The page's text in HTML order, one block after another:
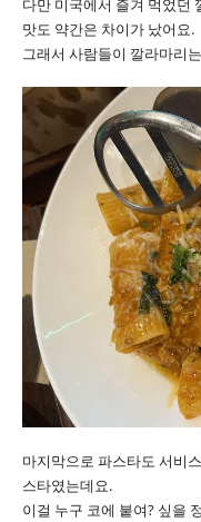
다만 미국에서 즐겨 먹었던
맛도 약간은 차이가 났어요.
그래서 사람들이 깔라마리
마지막으로 파스타도 서비
스타였는데요.
이걸 누구 코에 붙여? 싶을